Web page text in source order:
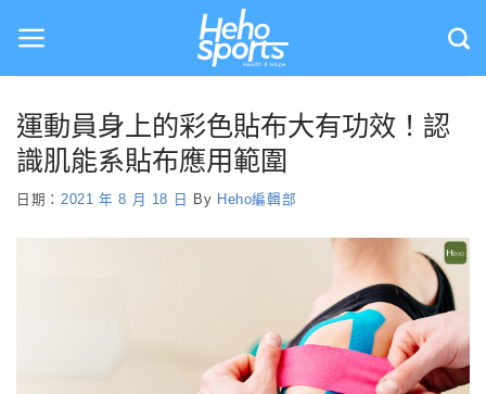
content
運動員身上的彩色貼布大有功效！認
識肌能系貼布應用範圍
日期： 2021 年 8 月 18 日 By Heho編輯部